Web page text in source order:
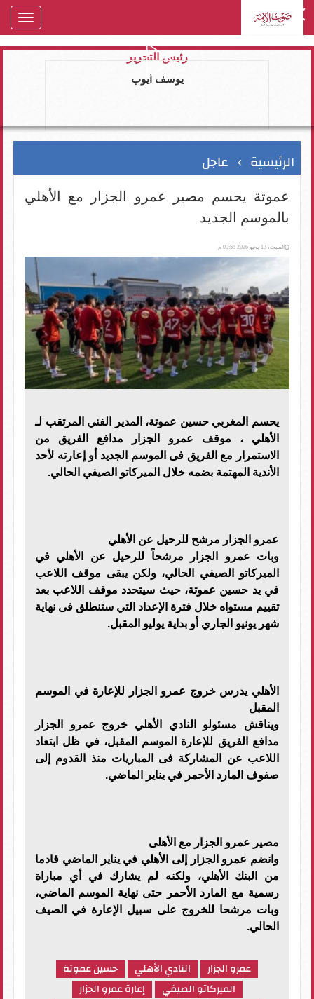
رئيس التحرير
يوسف ايوب
الرئيسية عاجل
عموتة يحسم مصير عمرو الجزار مع الأهلي
بالموسم الجديد
السبت، 13 يونيو 2026 09:58 م
يحسم المغربي حسين عموتة، المدير الفني المرتقب لـ
الأهلي ، موقف عمرو الجزار مدافع الفريق من
الاستمرار مع الفريق فى الموسم الجديد أو إعارته لأحد
الأندية المهتمة بضمه خلال الميركاتو الصيفي الحالي.
عمرو الجزار مرشح للرحيل عن الأهلي
وبات عمرو الجزار مرشحاً للرحيل عن الأهلي في
الميركاتو الصيفي الحالي، ولكن يبقى موقف اللاعب
في يد حسين عموتة، حيث سيتحدد موقف اللاعب بعد
تقييم مستواه خلال فترة الإعداد التي ستنطلق فى نهاية
شهر يونيو الجاري أو بداية يوليو المقبل.
الأهلي يدرس خروج عمرو الجزار للإعارة في الموسم
المقبل
ويناقش مسئولو النادي الأهلي خروج عمرو الجزار
مدافع الفريق للإعارة الموسم المقبل، في ظل ابتعاد
اللاعب عن المشاركة فى المباريات منذ القدوم إلى
صفوف المارد الأحمر في يناير الماضي.
مصير عمرو الجزار مع الأهلى
وانضم عمرو الجزار إلى الأهلي في يناير الماضي قادما
من البنك الأهلي، ولكنه لم يشارك في أي مباراة
رسمية مع المارد الأحمر حتى نهاية الموسم الماضي،
وبات مرشحا للخروج على سبيل الإعارة في الصيف
الحالي.
عمرو الجزار النادي الأهلي
حسين عموتة
الميركاتو الصيفي
إعارة عمرو الجزار